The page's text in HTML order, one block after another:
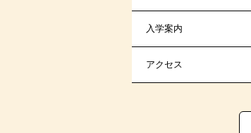
入学案内
アクセス